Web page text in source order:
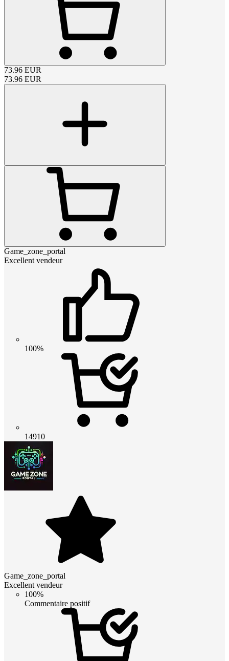
73.96 EUR
73.96 EUR
Game_zone_portal
Excellent vendeur
100%
14910
Game_zone_portal
Excellent vendeur
100%
Commentaire positif